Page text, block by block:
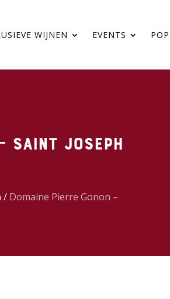
WIJNEN EVENTS
Saint Joseph
/ Domaine Pierre Gonon –